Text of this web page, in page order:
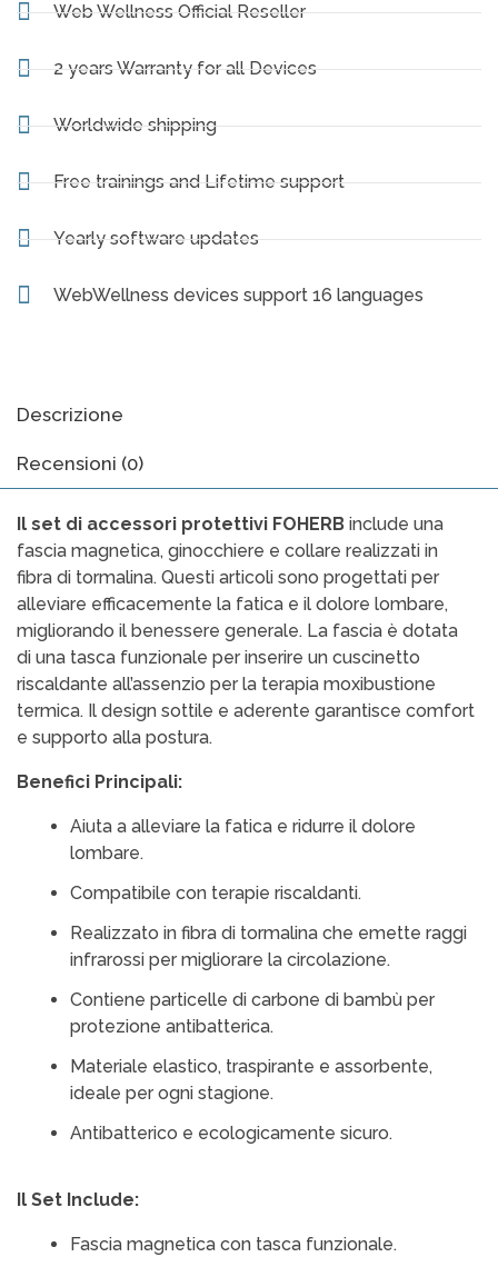
Web Wellness Official Reseller
2 years Warranty for all Devices
Worldwide shipping
Free trainings and Lifetime support
Yearly software updates
WebWellness devices support 16 languages
Descrizione
Recensioni (0)
Il set di accessori protettivi FOHERB include una
fascia magnetica, ginocchiere e collare realizzati in
fibra di tormalina. Questi articoli sono progettati per
alleviare efficacemente la fatica e il dolore lombare,
migliorando il benessere generale. La fascia è dotata
di una tasca funzionale per inserire un cuscinetto
riscaldante all’assenzio per la terapia moxibustione
termica. Il design sottile e aderente garantisce comfort
e supporto alla postura.
Benefici Principali:
Aiuta a alleviare la fatica e ridurre il dolore
lombare.
Compatibile con terapie riscaldanti.
Realizzato in fibra di tormalina che emette raggi
infrarossi per migliorare la circolazione.
Contiene particelle di carbone di bambù per
protezione antibatterica.
Materiale elastico, traspirante e assorbente,
ideale per ogni stagione.
Antibatterico e ecologicamente sicuro.
Il Set Include:
Fascia magnetica con tasca funzionale.